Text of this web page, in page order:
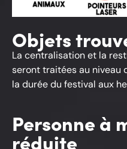
Objets
La centralisation et la
seront traitées au niveau
la durée du festival aux
Personne à
réduite